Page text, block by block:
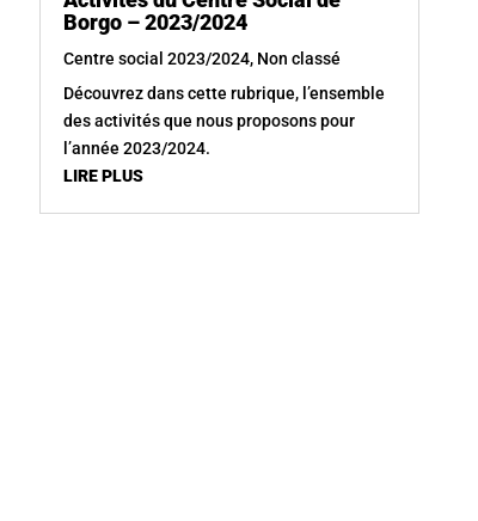
Borgo – 2023/2024
Centre social 2023/2024, Non classé
Découvrez dans cette rubrique, l’ensemble
des activités que nous proposons pour
l’année 2023/2024.
LIRE PLUS